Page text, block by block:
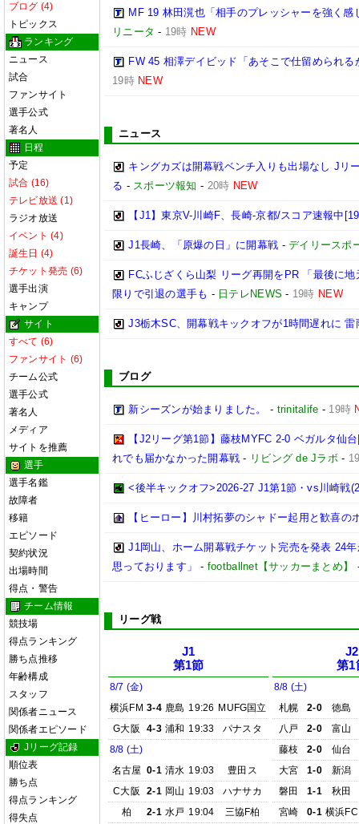
ブログ (4)
トピックス
ランキング
ニュース
試合
ファンサイト
選手公式
著名人
日程
予定
試合 (16)
テレビ放送 (1)
ラジオ放送
イベント (4)
誕生日 (4)
チケット発売 (6)
選手出演
キャンプ
サイト
すべて (6)
ファンサイト (6)
チーム公式
選手公式
著名人
メディア
サイトを推薦
選手
選手名鑑
故障者
移籍
エピソード
契約状況
出場時間
得点・警告
チーム情報
競技場
得点ランキング
勝ち点推移
年齢構成
スタッフ
関係者ニュース
関係者エピソード
Jリーグ記録
順位表
勝ち点
得点ランキング
得失点
MF 19 林田滉也「相手のプレッシャーを強く
リニータ - 19時 NEW
FW 45 相澤デイビッド「あそこで仕留められ
19時 NEW
ニュース
キングカズは開幕戦ベンチ入りも出場なし J
る - スポーツ報知 - 20時 NEW
【J1】東京V-川崎F、長崎-京都/スコア速報中
J1長崎、「原爆の日」に開幕戦 -デイリースポ
FCふじざくら山梨 リーグ再開をPR 「最後に
限りで引退の選手も - 日テレNEWS - 19時 NEW
J3栃木SC、開幕戦キックオフが1時間遅れに 雷
ブログ
新シーズンが始まりました。 - trinitalife - 19時
【J2リーグ第1節】藤枝MYFC 2-0 ベガルタ仙
れでも届かなかった開幕戦 - リビング de Jラボ-
<後半キックオフ>2026-27 J1第1節・vs川崎戦
【ヒーロー】川村拓夢のシャドー起用と歓喜の
J1岡山、ホーム開幕戦チケット完売を発表 24
思っております」
- footballnet【サッカーまとめ】
リーグ戦
J1
第1節
8/7 (金)
横浜FM 3-4 鹿島 19:26 MUFG国立
G大阪
4-3 浦和 19:33
パナスタ
8/8 (土)
名古屋 0-1 清水 19:03
豊田ス
C大阪
2-1 岡山 19:03
ハナサカ
柏
2-1 水戸 19:04
三協F柏
J2
第1
8/8 (土)
札幌
2-0
徳島
八戸
2-0
富山
藤枝
2-0
仙台
大宮
1-0
新潟
磐田
1-1
秋田
宮崎
0-1 横浜FC